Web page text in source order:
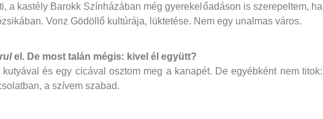
a kastély Barokk Színházában még gyerekelőadáson is szerepeltem, ha
Vonz Gödöllő kultúrája, lüktetése. Nem egy unalmas város.
el. De most talán mégis: kivel él együtt?
kutyával és egy cicával osztom meg a kanapét. De egyébként nem titok:
a szívem szabad.